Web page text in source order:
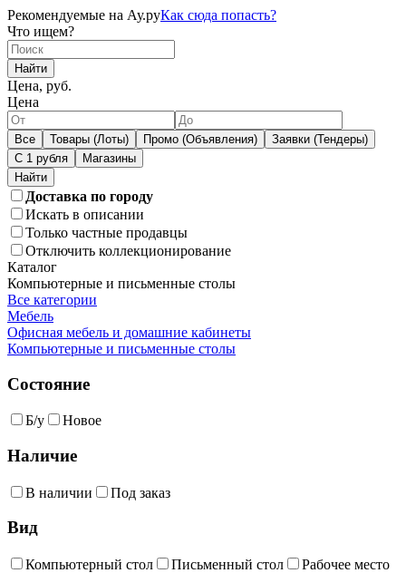
Рекомендуемые на Ау.руКак сюда попасть?
Что ищем?
Найти
Цена, руб.
Цена
Все Товары (Лоты) Промо (Объявления)
Заявки (Тендеры)
С 1 рубля
Магазины
Доставка по городу
Искать в описании
Только частные продавцы
Отключить коллекционирование
Каталог
Компьютерные и письменные столы
Все категории
Мебель
Офисная мебель и домашние кабинеты
Компьютерные и письменные столы
Состояние
Б/у Новое
Наличие
В наличии Под заказ
Вид
Компьютерный стол Письменный стол
Рабочее место